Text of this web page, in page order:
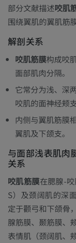
部分文献描述咬肌
围绕翼肌的翼肌筋
解剖关系
咬肌筋膜构成咬
面部肌肉分隔。
它常分为浅、深
咬肌的面神经颊支
内侧与翼肌筋膜
翼肌及下颌支。
与面部浅表肌肉
关系
咬肌筋膜在腮腺-
S）及颈阔肌的深
定于颧弓和下颌骨
腺筋膜、颞筋膜、
表情肌（颈阔肌、